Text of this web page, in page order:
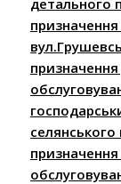
селянського